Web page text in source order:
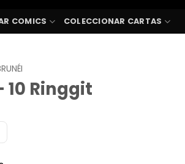
COMICS COLECCIONAR CARTAS
10 Ringgit